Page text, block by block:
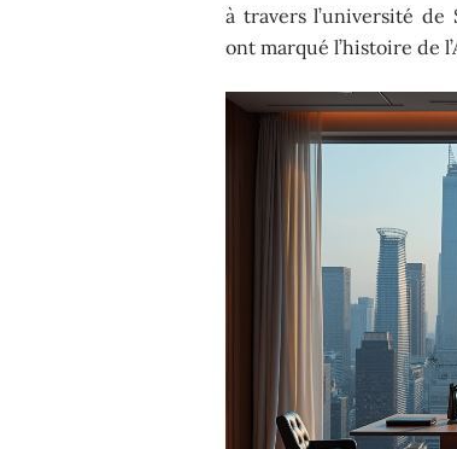
à travers l’université
ont marqué l’histoire de